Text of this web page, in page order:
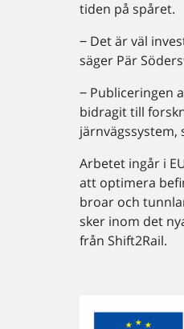
tiden på spåret.
‒ Det är väl
säger Pär
‒ Publiceringen
bidragit till
järnvägssystem,
Arbetet ingår i
att optimera
broar och
sker inom det
från Shift2Rail.